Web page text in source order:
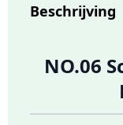
Beschrijving
NO.06